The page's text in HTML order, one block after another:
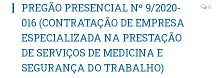
PREGÃO PRESENCIAL Nº 9/2020-
016 (CONTRATAÇÃO DE EMPRESA
ESPECIALIZADA NA PRESTAÇÃO
DE SERVIÇOS DE MEDICINA E
SEGURANÇA DO TRABALHO)
0